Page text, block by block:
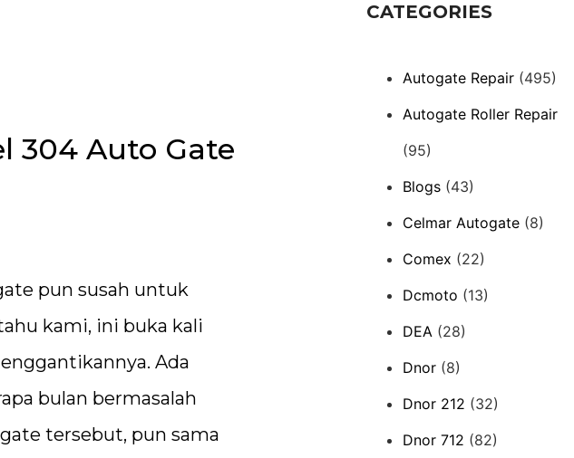
304 Auto Gate
pun susah untuk
kami, ini buka kali
Ada
bulan bermasalah
tersebut, pun sama
CATEGORIES
Autogate Repair(495)
Autogate Roller Repair
(95)
Blogs(43)
Celmar Autogate(8)
Comex (22)
Dcmoto (13)
DEA (28)
Dnor(8)
Dnor 212 (32)
Dnor 712 (82)